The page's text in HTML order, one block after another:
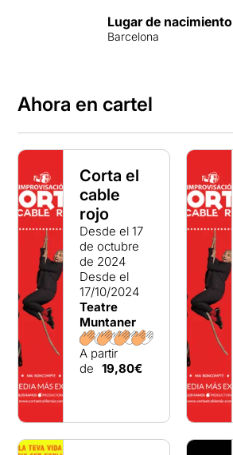
Lugar de nacimiento
Barcelona
Ahora en cartel
Corta el
cable
rojo
Desde el 17
de octubre
de 2024
Desde el
17/10/2024
Teatre
Muntaner
A partir
de 19,80€